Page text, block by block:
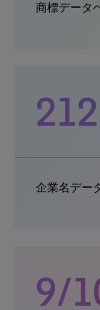
商標データ
212
企業名デー
9/